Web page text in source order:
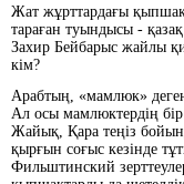
Жат жұрттардағы қыпшақ
тараған туындысы -
Захир Бейбарыс жайлы
кім?
Арабтың, «мамлюк»
Ал осы мамлюктердің бір
Жайық, Қара теңіз
қырғын соғыс кезінде
Фильштинский